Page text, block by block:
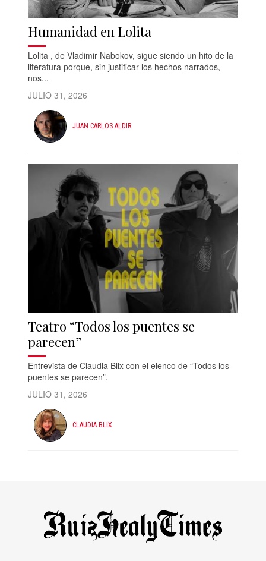
Humanidad en Lolita
Lolita , de Vladimir Nabokov, sigue siendo un hito de la
literatura porque, sin justificar los hechos narrados,
nos...
JULIO 31, 2026
JUAN CARLOS ALDIR
Teatro “Todos los puentes se
parecen”
Entrevista de Claudia Blix con el elenco de “Todos los
puentes se parecen”.
JULIO 31, 2026
CLAUDIA BLIX